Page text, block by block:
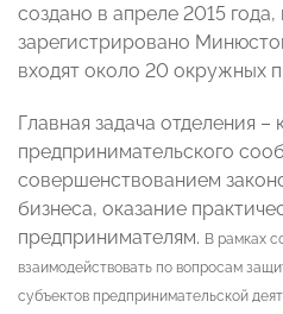
создано в апреле 2015 года,
зарегистрировано
входят около 20 окружных
Главная задача отделения –
предпринимательского
совершенствованием
бизнеса, оказание
предпринимателям. В рамках
взаимодействовать по вопросам
субъектов предпринимательской